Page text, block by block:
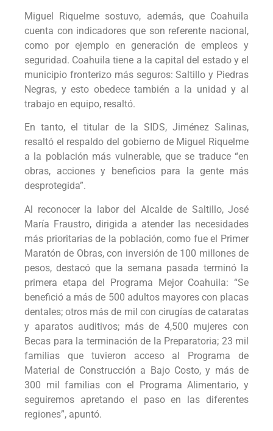
Miguel Riquelme sostuvo, además, que Coahuila
cuenta con indicadores que son referente nacional,
como por ejemplo en generación de empleos y
seguridad. Coahuila tiene a la capital del estado y el
municipio fronterizo más seguros: Saltillo y Piedras
Negras, y esto obedece también a la unidad y al
trabajo en equipo, resaltó.
En tanto, el titular de la SIDS, Jiménez Salinas,
resaltó el respaldo del gobierno de Miguel Riquelme
a la población más vulnerable, que se traduce “en
obras, acciones y beneficios para la gente más
desprotegida”.
Al reconocer la labor del Alcalde de Saltillo, José
María Fraustro, dirigida a atender las necesidades
más prioritarias de la población, como fue el Primer
Maratón de Obras, con inversión de 100 millones de
pesos, destacó que la semana pasada terminó la
primera etapa del Programa Mejor Coahuila: “Se
benefició a más de 500 adultos mayores con placas
dentales; otros más de mil con cirugías de cataratas
y aparatos auditivos; más de 4,500 mujeres con
Becas para la terminación de la Preparatoria; 23 mil
familias que tuvieron acceso al Programa de
Material de Construcción a Bajo Costo, y más de
300 mil familias con el Programa Alimentario, y
seguiremos apretando el paso en las diferentes
regiones”, apuntó.